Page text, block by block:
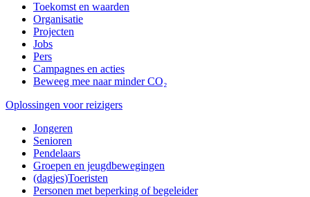
Toekomst en waarden
Organisatie
Projecten
Jobs
Pers
Campagnes en acties
Beweeg mee naar minder CO₂
Oplossingen voor reizigers
Jongeren
Senioren
Pendelaars
Groepen en jeugdbewegingen
(dagjes)Toeristen
Personen met beperking of begeleider